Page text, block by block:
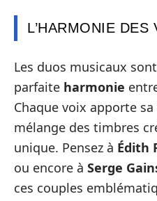
L’HARMONIE DES
Les duos musicaux
parfaite harmonie
Chaque voix apporte
mélange des timbres
unique. Pensez à Édith
ou encore à Serge
ces couples